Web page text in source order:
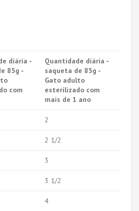
diária -
85g -
com
Quantidade diária -
saqueta de 85g -
Gato adulto
esterilizado com
mais de 1 ano
2
2 1/2
3
3 1/2
4